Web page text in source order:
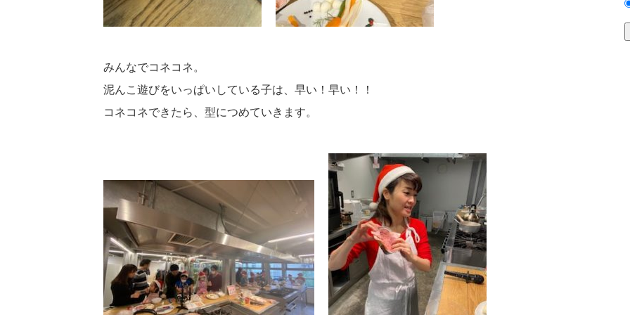
みんなでコネコネ。
泥んこ遊びをいっぱいしている子は、早い！早い！！
コネコネできたら、型につめていきます。